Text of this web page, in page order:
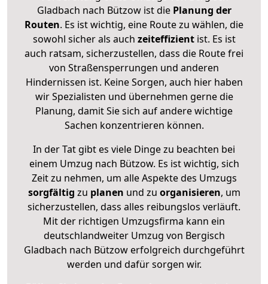
Gladbach nach Bützow ist diePlanung der
Routen. Es ist wichtig, eine Route zu wählen, die
sowohl sicher als auch zeiteffizientist. Es ist
auch ratsam, sicherzustellen, dass die Route frei
von Straßensperrungen und anderen
Hindernissen ist. Keine Sorgen, auch hier haben
wir Spezialisten und übernehmen gerne die
Planung, damit Sie sich auf andere wichtige
Sachen konzentrieren können.
In der Tat gibt es viele Dinge zu beachten bei
einem Umzug nach Bützow. Es ist wichtig, sich
Zeit zu nehmen, um alle Aspekte des Umzugs
sorgfältig zu planen und zu organisieren, um
sicherzustellen, dass alles reibungslos verläuft.
Mit der richtigen Umzugsfirma kann ein
deutschlandweiter Umzug von Bergisch
Gladbach nach Bützow erfolgreich durchgeführt
werden und dafür sorgen wir.